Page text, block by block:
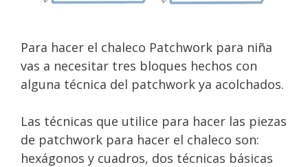
Para hacer el chaleco Patchwork para niña
vas a necesitar tres bloques hechos con
alguna técnica del patchwork ya acolchados.
Las técnicas que utilice para hacer las piezas
de patchwork para hacer el chaleco son:
hexágonos y cuadros, dos técnicas básicas